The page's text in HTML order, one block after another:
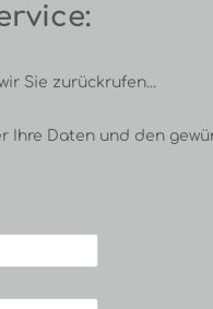
Sie zurückrufen...
Ihre Daten und den